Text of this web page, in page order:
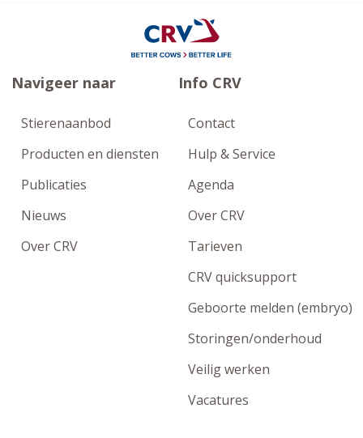
Navigeer naar
Stierenaanbod
Producten en diensten
Publicaties
Nieuws
Over CRV
Info CRV
Contact
Hulp & Service
Agenda
Over CRV
Tarieven
CRV quicksupport
Geboorte melden (embryo)
Storingen/onderhoud
Veilig werken
Vacatures